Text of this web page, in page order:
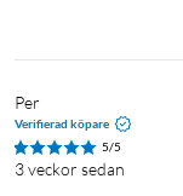
Per
Verifierad köpare
5/5
3 veckor sedan